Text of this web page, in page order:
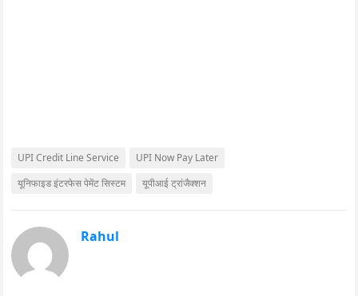
UPI Credit Line Service
UPI Now Pay Later
यूनिफाइड इंटरफेस पेमेंट सिस्टम
यूपीआई ट्रांजैक्शन
Rahul